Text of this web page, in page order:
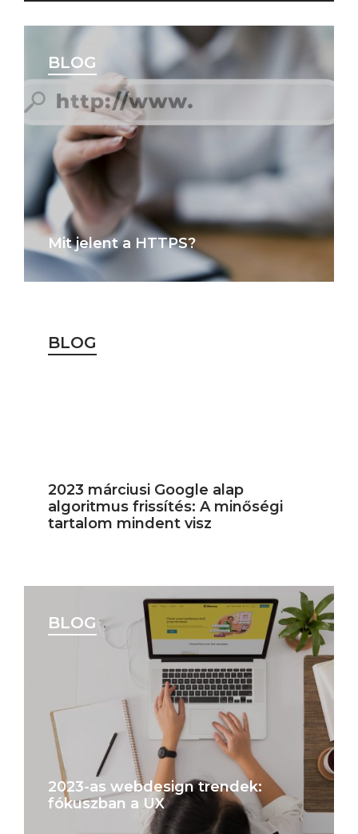
BLOG
Mit jelent a HTTPS?
BLOG
2023 márciusi Google alap
algoritmus frissítés: A minőségi
tartalom mindent visz
BLOG
2023-as webdesign trendek:
fókuszban a UX